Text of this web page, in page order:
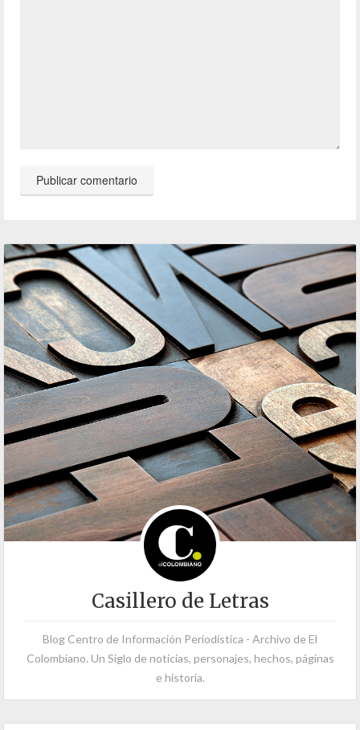
Casillero de Letras
Blog Centro de Información Periodística - Archivo de El
Colombiano. Un Siglo de noticias, personajes, hechos, páginas
e historia.